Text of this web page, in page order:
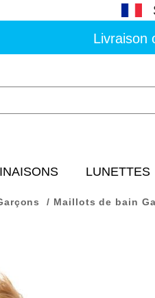
Livraison
LUNETTES
Maillots de bain